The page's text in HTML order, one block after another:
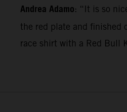
Andrea Adamo: “It is so
the red plate and finished
race shirt with a Red Bull